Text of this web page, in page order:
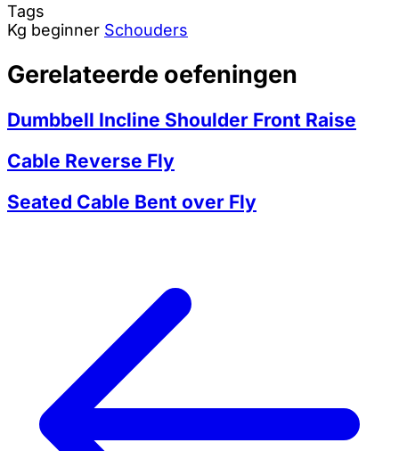
Tags
Kg beginner Schouders
Gerelateerde oefeningen
Dumbbell Incline Shoulder Front Raise
Cable Reverse Fly
Seated Cable Bent over Fly